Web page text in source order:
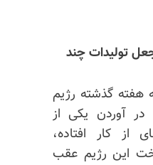
تولیدات چند
گذشته رژیم
در آوردن یکی از
از کار افتاده،
این رژیم عقب